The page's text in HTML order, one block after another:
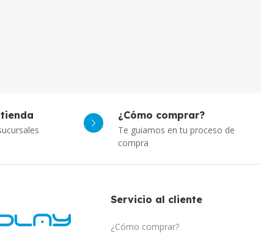
¿Cómo comprar?
Te guiamos en tu proceso de
compra
Servicio al cliente
¿Cómo comprar?